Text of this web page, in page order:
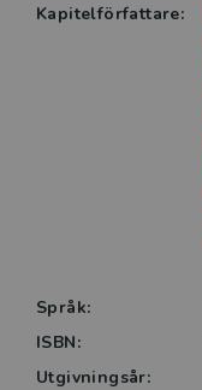
Kapitelförfattare:
Språk:
ISBN:
Utgivningsår: